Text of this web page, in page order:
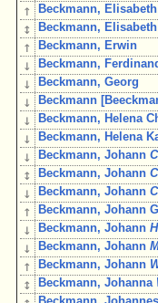
↑ Beckmann, Elisabeth
↕ Beckmann,
↑ Beckmann, Erwin
↓ Beckmann,
↓ Beckmann, Georg
↓ Beckmann
↓ Beckmann, Helena
↓ Beckmann, Helena
↓ Beckmann, Johann
↕ Beckmann, Johann
↓ Beckmann, Johann
↑ Beckmann, Johann
↓ Beckmann, Johann
↓ Beckmann, Johann
↑ Beckmann, Johann
↕ Beckmann, Johanna